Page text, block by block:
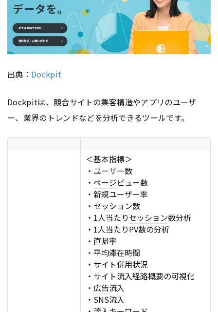
出典： Dockpit
Dockpitは、競合サイトの集客構造やアプリのユーザ
ー、業界のトレンドなどを分析できるツールです。
＜基本指標＞
・ユーザー数
・ ページビュー数
・新規ユーザー率
・ セッション数
・1人当たりセッション数分析
・1人当たりPV数の分析
・直帰率
・平均滞在時間
・サイト併用状況
・サイト流入経路概要の可視化
・ 広告流入
・SNS流入